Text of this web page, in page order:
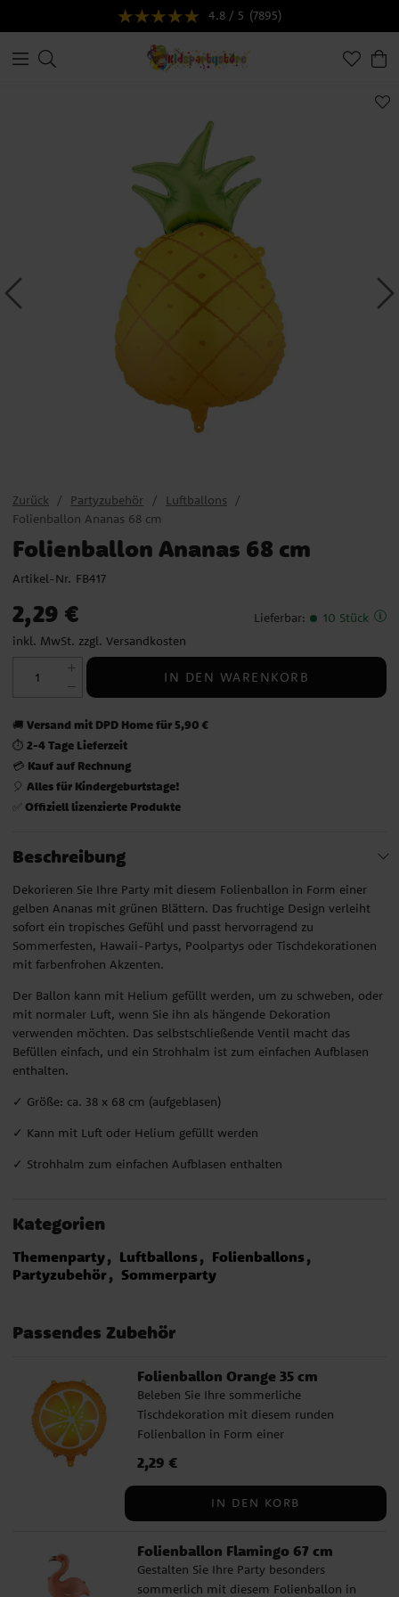
4.8 / 5 (7895)
Zurück Partyzubehör
Luftballons
Folienballon Ananas 68 cm
Folienballon Ananas 68 cm
Artikel-Nr. FB417
Preis:2,29 €
2,29 €
inkl. MwSt. zzgl. Versandkosten
Lieferbar: 10 Stück
IN DEN WARENKORB
🚚 Versand mit DPD Home für 5,90 €
⏱️ 2-4 Tage Lieferzeit
💳 Kauf auf Rechnung
🎈 Alles für Kindergeburtstage!
✅ Offiziell lizenzierte Produkte
Beschreibung
Dekorieren Sie Ihre Party mit diesem Folienballon in Form einer
gelben Ananas mit grünen Blättern. Das fruchtige Design verleiht
sofort ein tropisches Gefühl und passt hervorragend zu
Sommerfesten, Hawaii-Partys, Poolpartys oder Tischdekorationen
mit farbenfrohen Akzenten.
Der Ballon kann mit Helium gefüllt werden, um zu schweben, oder
mit normaler Luft, wenn Sie ihn als hängende Dekoration
verwenden möchten. Das selbstschließende Ventil macht das
Befüllen einfach, und ein Strohhalm ist zum einfachen Aufblasen
enthalten.
✓ Größe: ca. 38 x 68 cm (aufgeblasen)
✓ Kann mit Luft oder Helium gefüllt werden
✓ Strohhalm zum einfachen Aufblasen enthalten
Kategorien
Themenparty Luftballons
Folienballons
Partyzubehör
Sommerparty
Passendes Zubehör
Folienballon Orange 35 cm
Beleben Sie Ihre sommerliche
Tischdekoration mit diesem runden
Folienballon in Form einer
Orange und Gelb passt perfekt zu
oder anderen Geburtstagen, bei denen Sie
schaffen möchten. Der Ballon kann mit
Helium gefüllt werden, um zu schweben,
oder mit normaler Luft, wenn Sie ihn als
Preis :2,29 €
2,29 €
IN DEN KORB
Folienballon Flamingo 67 cm
Gestalten Sie Ihre Party besonders
sommerlich mit diesem Folienballon in